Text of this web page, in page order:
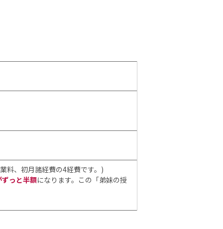
料、初月諸経費の4経費です。)
っと半額になります。この「弟妹の授